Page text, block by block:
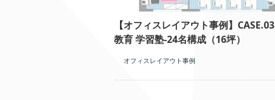
【オフィスレイアウト事例】CASE.03
教育 学習塾-24名構成（16坪）
オフィスレイアウト事例